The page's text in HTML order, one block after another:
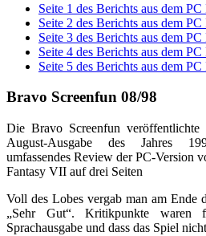
Seite 1 des Berichts aus dem PC
Seite 2 des Berichts aus dem PC
Seite 3 des Berichts aus dem PC
Seite 4 des Berichts aus dem PC
Seite 5 des Berichts aus dem PC
Bravo Screenfun 08/98
Die Bravo Screenfun
August-Ausgabe des Jahres
umfassendes Review der PC-Version
Fantasy VII auf drei Seiten
Voll des Lobes vergab man am Ende
„Sehr Gut“. Kritikpunkte waren
Sprachausgabe und dass das Spiel